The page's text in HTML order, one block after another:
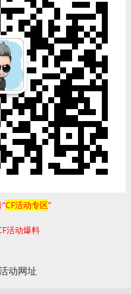
CF活动专区”
活动爆料
动网址